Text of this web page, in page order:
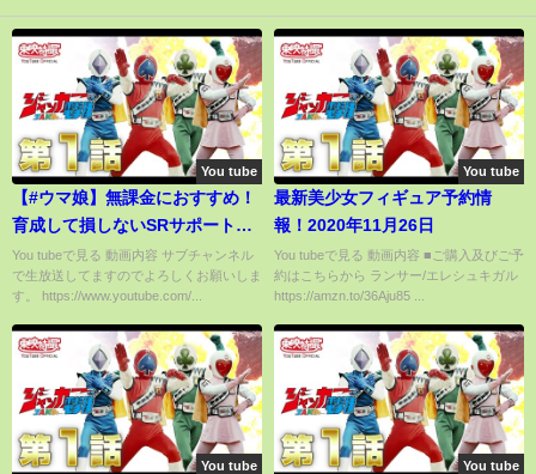
You tube
【#ウマ娘】無課金におすすめ！
育成して損しないSRサポート、
Aランク目指すならこれがおすす
めです。SSRよりも強いSR達
【アプリ/育成/リセマラ/ガチャ/
因子/初心者/Aランク】
You tubeで見る 動画内容 サブチャンネル
で生放送してますのでよろしくお願いしま
す。 https://www.youtube.com/...
You tube
最新美少女フィギュア予約情
報！2020年11月26日
You tubeで見る 動画内容 ■ご購入及びご予
約はこちらから ランサー/エレシュキガル
https://amzn.to/36Aju85 ...
You tube You tube